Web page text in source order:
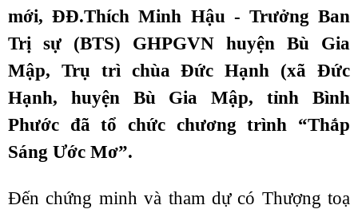
mới, ĐĐ.Thích Minh Hậu - Trưởng Ban
Trị sự (BTS) GHPGVN huyện Bù Gia
Mập, Trụ trì chùa Đức Hạnh (xã Đức
Hạnh, huyện Bù Gia Mập, tỉnh Bình
Phước đã tổ chức chương trình “Thắp
Sáng Ước Mơ”.
Đến chứng minh và tham dự có Thượng toạ